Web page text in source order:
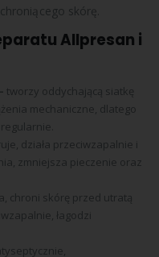
skórę.
Allpresan i
– tworzy oddychającą siatkę
mechaniczne, dlatego
działa przeciwzapalnie i
zmniejsza pieczenie oraz
chroni skórę przed utratą
łagodzi